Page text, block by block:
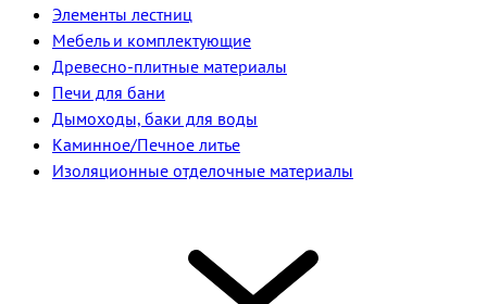
Элементы лестниц
Мебель и комплектующие
Древесно-плитные материалы
Печи для бани
Дымоходы, баки для воды
Каминное/Печное литье
Изоляционные отделочные материалы